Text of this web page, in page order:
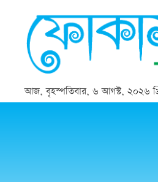
আজ, বৃহস্পতিবার, ৬ আগস্ট, ২০২৬